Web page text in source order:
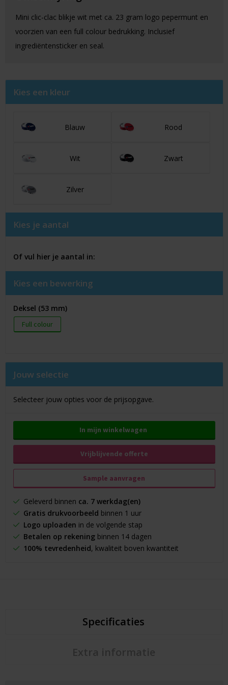
Mini clic-clac blikje wit met ca. 23 gram logo pepermunt en
voorzien van een full colour bedrukking. Inclusief
ingrediëntensticker en seal.
Kies een kleur
Blauw Rood
Wit Zwart
Zilver
Kies je aantal
Of vul hier je aantal in:
Kies een bewerking
Deksel (53 mm)
Full colour
Jouw selectie
Selecteer jouw opties voor de prijsopgave.
In mijn winkelwagen
Vrijblijvende offerte
Sample aanvragen
Geleverd binnen ca. 7 werkdag(en)
Gratis drukvoorbeeld binnen 1 uur
Logo uploaden in de volgende stap
Betalen op rekeningbinnen 14 dagen
100% tevredenheid, kwaliteit boven kwantiteit
Specificaties